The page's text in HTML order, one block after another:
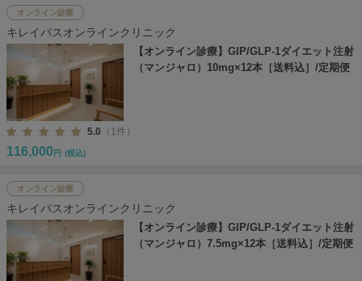
オンライン診療
キレイパスオンラインクリニック
【オンライン診療】GIP/GLP-1ダイエット注射
（マンジャロ）10mg×12本［送料込］/定期便
5.0 （1件）
116,000 円 (税込)
オンライン診療
キレイパスオンラインクリニック
【オンライン診療】GIP/GLP-1ダイエット注射
（マンジャロ）7.5mg×12本［送料込］/定期便